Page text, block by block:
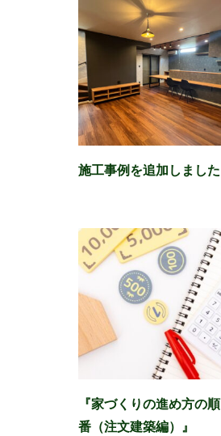
施工事例を追加しました
『家づくりの進め方の順
番（注文建築編）』